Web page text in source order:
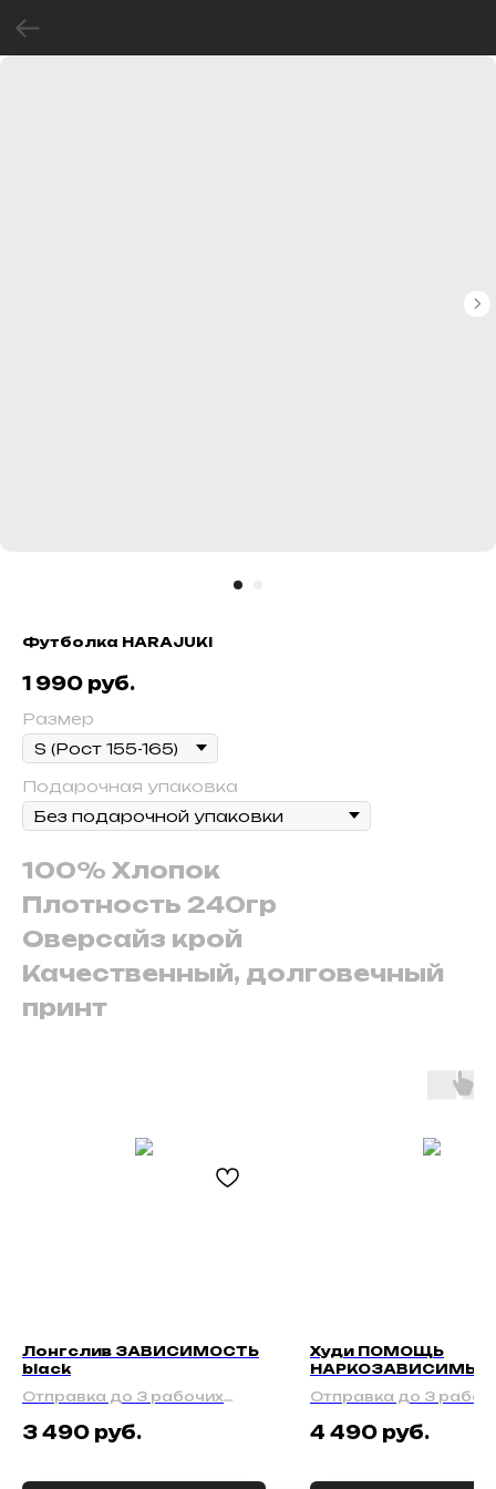
Футболка HARAJUKI
1 990 руб.
Размер
Подарочная упаковка
100% Хлопок
Плотность 240гр
Оверсайз крой
Качественный, долговечный
принт
Лонгслив ЗАВИСИМОСТЬ
black
Отправка до 3 рабочих
3 490 руб.
Худи ПОМОЩЬ
НАРКОЗАВИСИМЫМ
Отправка до 3
4 490 руб.